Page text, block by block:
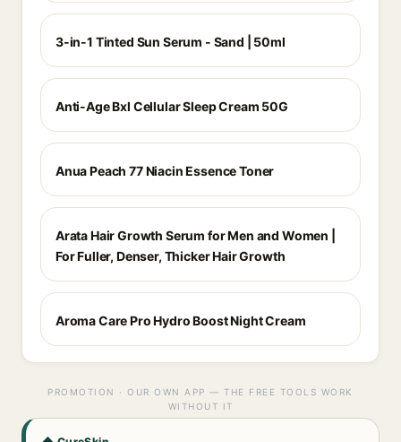
3-in-1 Tinted Sun Serum - Sand | 50ml
Anti-Age Bxl Cellular Sleep Cream 50G
Anua Peach 77 Niacin Essence Toner
Arata Hair Growth Serum for Men and Women |
For Fuller, Denser, Thicker Hair Growth
Aroma Care Pro Hydro Boost Night Cream
PROMOTION · OUR OWN APP — THE FREE TOOLS WORK
WITHOUT IT